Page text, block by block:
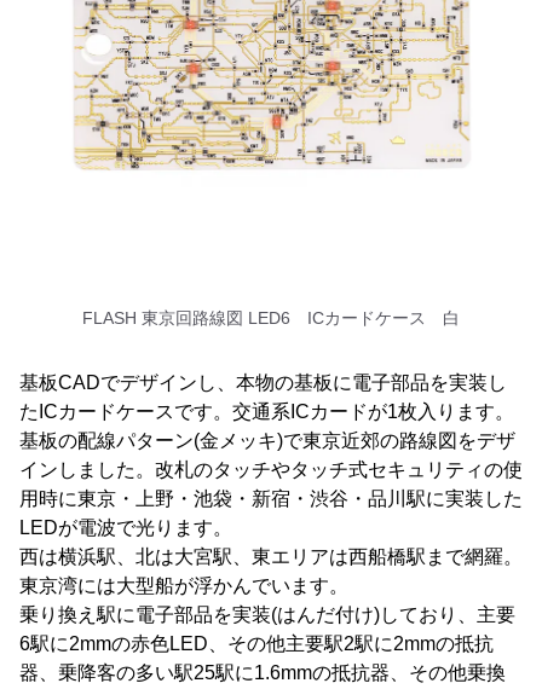
FLASH 東京回路線図 LED6 ICカードケース 白
基板CADでデザインし、本物の基板に電子部品を実装し
たICカードケースです。交通系ICカードが1枚入ります。
基板の配線パターン(金メッキ)で東京近郊の路線図をデザ
インしました。改札のタッチやタッチ式セキュリティの使
用時に東京・上野・池袋・新宿・渋谷・品川駅に実装した
LEDが電波で光ります。
西は横浜駅、北は大宮駅、東エリアは西船橋駅まで網羅。
東京湾には大型船が浮かんでいます。
乗り換え駅に電子部品を実装(はんだ付け)しており、主要
6駅に2mmの赤色LED、その他主要駅2駅に2mmの抵抗
器、乗降客の多い駅25駅に1.6mmの抵抗器、その他乗換